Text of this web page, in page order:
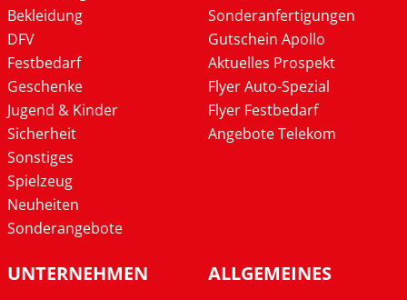
Bekleidung
DFV
Festbedarf
Geschenke
Jugend & Kinder
Sicherheit
Sonstiges
Spielzeug
Neuheiten
Sonderangebote
Sonderanfertigungen
Gutschein Apollo
Aktuelles Prospekt
Flyer Auto-Spezial
Flyer Festbedarf
Angebote Telekom
UNTERNEHMEN ALLGEMEINES